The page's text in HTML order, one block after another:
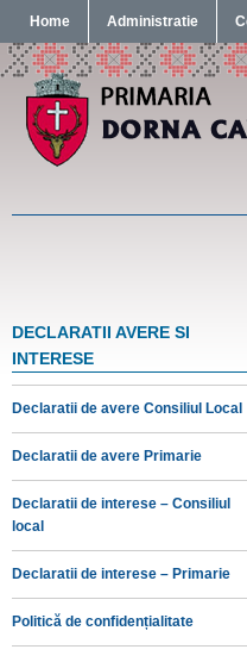
Home Administratie
DECLARATII AVERE SI
INTERESE
Declaratii de avere Consiliul Local
Declaratii de avere Primarie
Declaratii de interese – Consiliul
local
Declaratii de interese – Primarie
Politică de confidențialitate